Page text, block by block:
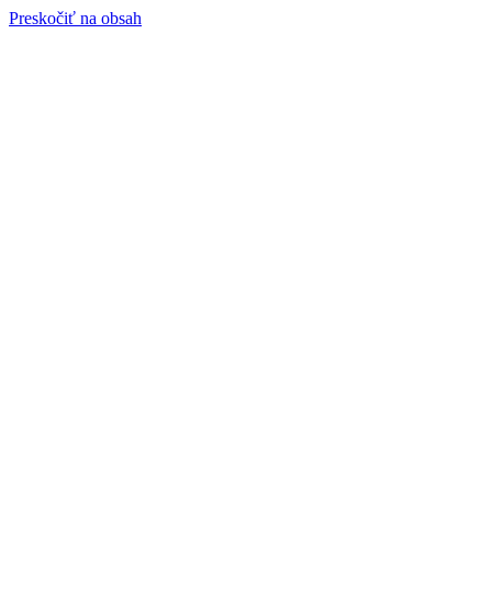
Preskočiť na obsah